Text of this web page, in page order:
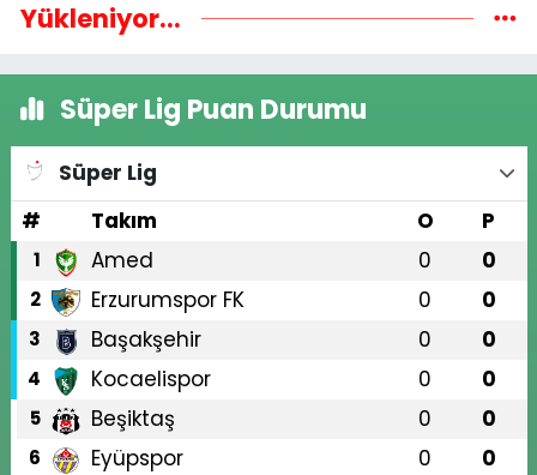
Yükleniyor...
Süper Lig Puan Durumu
Süper Lig
#
Takım O P
1 Amed 0 0
2 Erzurumspor FK 0 0
3 Başakşehir 0 0
4 Kocaelispor 0 0
5 Beşiktaş 0 0
6 Eyüpspor 0 0